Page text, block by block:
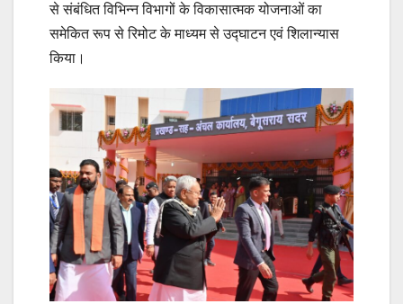
से संबंधित विभिन्न विभागों के विकासात्मक योजनाओं का
समेकित रूप से रिमोट के माध्यम से उद्घाटन एवं शिलान्यास
किया।